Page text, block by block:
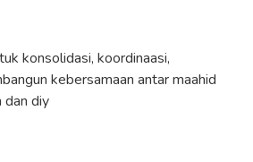
konsolidasi, koordinaasi,
kebersamaan antar maahid
dan diy